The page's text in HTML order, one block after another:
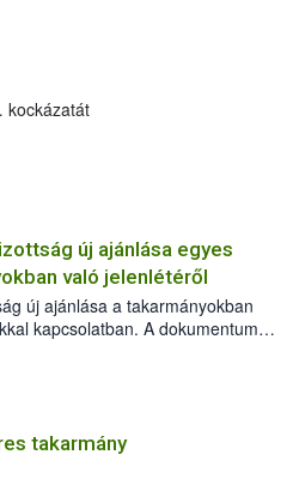
új ajánlása egyes
való jelenlétéről
új ajánlása a takarmányokban
kapcsolatban. A dokumentum
írja elő, és a jelenleg
lép.
takarmány